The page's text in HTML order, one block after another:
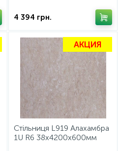
4 394 грн.
АКЦИЯ
Стільниця L919 Алахамбра
1U R6 38x4200x600мм